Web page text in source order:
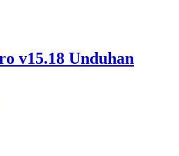
v15.18 Unduhan